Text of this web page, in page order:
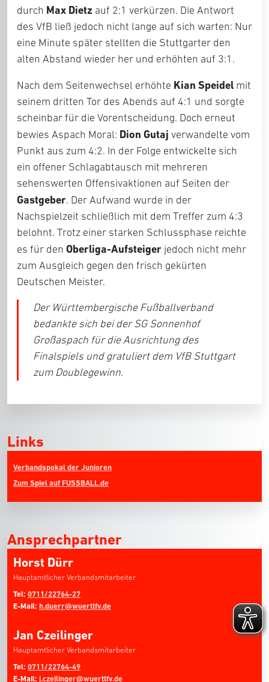
durch Max Dietz auf 2:1 verkürzen. Die Antwort
des VfB ließ jedoch nicht lange auf sich warten: Nur
eine Minute später stellten die Stuttgarter den
alten Abstand wieder her und erhöhten auf 3:1.
Nach dem Seitenwechsel erhöhte Kian Speidel mit
seinem dritten Tor des Abends auf 4:1 und sorgte
scheinbar für die Vorentscheidung. Doch erneut
bewies Aspach Moral: Dion Gutaj verwandelte vom
Punkt aus zum 4:2. In der Folge entwickelte sich
ein offener Schlagabtausch mit mehreren
sehenswerten Offensivaktionen auf Seiten der
Gastgeber. Der Aufwand wurde in der
Nachspielzeit schließlich mit dem Treffer zum 4:3
belohnt. Trotz einer starken Schlussphase reichte
es für den Oberliga-Aufsteiger jedoch nicht mehr
zum Ausgleich gegen den frisch gekürten
Deutschen Meister.
Der Württembergische Fußballverband
bedankte sich bei der SG Sonnenhof
Großaspach für die Ausrichtung des
Finalspiels und gratuliert dem VfB Stuttgart
zum Doublegewinn.
Links
Verbandspokal der Junioren
Zum Spiel auf FUSSBALL.de
Ansprechpartner
Horst Dürr
Hauptamtlicher Verbandsmitarbeiter
Tel: 0711/22764-27
E-Mail: h.duerr@wuerttfv.de
Jan Czeilinger
Hauptamtlicher Verbandsmitarbeiter
Tel: 0711/22764-49
E-Mail: j.czeilinger@wuerttfv.de